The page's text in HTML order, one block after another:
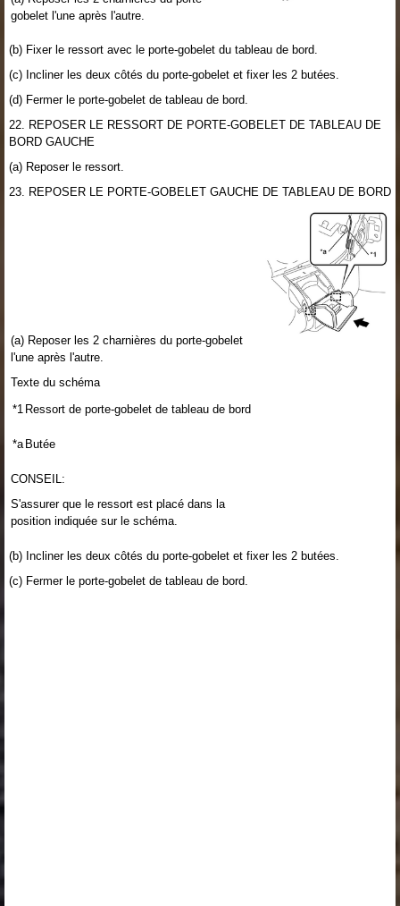
gobelet l'une après l'autre.
(b) Fixer le ressort avec le porte-gobelet du tableau de bord.
(c) Incliner les deux côtés du porte-gobelet et fixer les 2 butées.
(d) Fermer le porte-gobelet de tableau de bord.
22. REPOSER LE RESSORT DE PORTE-GOBELET DE TABLEAU DE
BORD GAUCHE
(a) Reposer le ressort.
23. REPOSER LE PORTE-GOBELET GAUCHE DE TABLEAU DE BORD
(a) Reposer les 2 charnières du porte-gobelet
l'une après l'autre.
Texte du schéma
*1 Ressort de porte-gobelet de tableau de bord
*a Butée
CONSEIL:
S'assurer que le ressort est placé dans la
position indiquée sur le schéma.
(b) Incliner les deux côtés du porte-gobelet et fixer les 2 butées.
(c) Fermer le porte-gobelet de tableau de bord.